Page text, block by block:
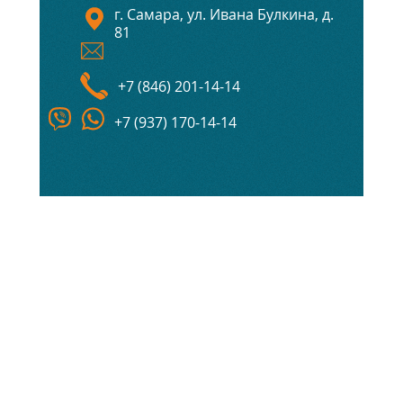
г. Самара, ул. Ивана Булкина, д.
81
+7 (846) 201-14-14
+7 (937) 170-14-14